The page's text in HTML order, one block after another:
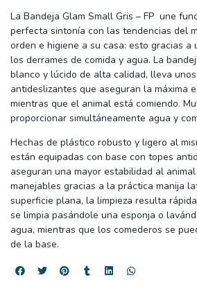
La Bandeja Glam Small Gris – FP une
perfecta sintonía con las tendencias del
orden e higiene a su casa: esto gracias
los derrames de comida y agua. La
blanco y lúcido de alta calidad, lleva
antideslizantes que aseguran la máxima
mientras que el animal está comiendo.
proporcionar simultáneamente agua y
Hechas de plástico robusto y ligero al
están equipadas con base con topes
aseguran una mayor estabilidad al
manejables gracias a la práctica manija
superficie plana, la limpieza resulta
se limpia pasándole una esponja o
agua, mientras que los comederos se
de la base.